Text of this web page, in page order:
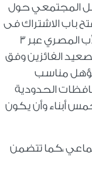
المجتمعي حول
باب الاشتراك فى
مسابقة الأب القدوة على مستوى مديريات التضامن الاجتماعي لاختيار النماذج المتميزة للأب المصري عبر 3
الفائزين وفق
"55 سنة"، وحاصل على مؤهل مناسب
الحدودية
أبناء وأن يكون
،كما تتضمن